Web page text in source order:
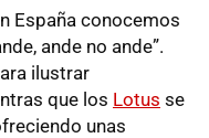
España conocemos
ande no ande”.
ilustrar
que los Lotus se
unas